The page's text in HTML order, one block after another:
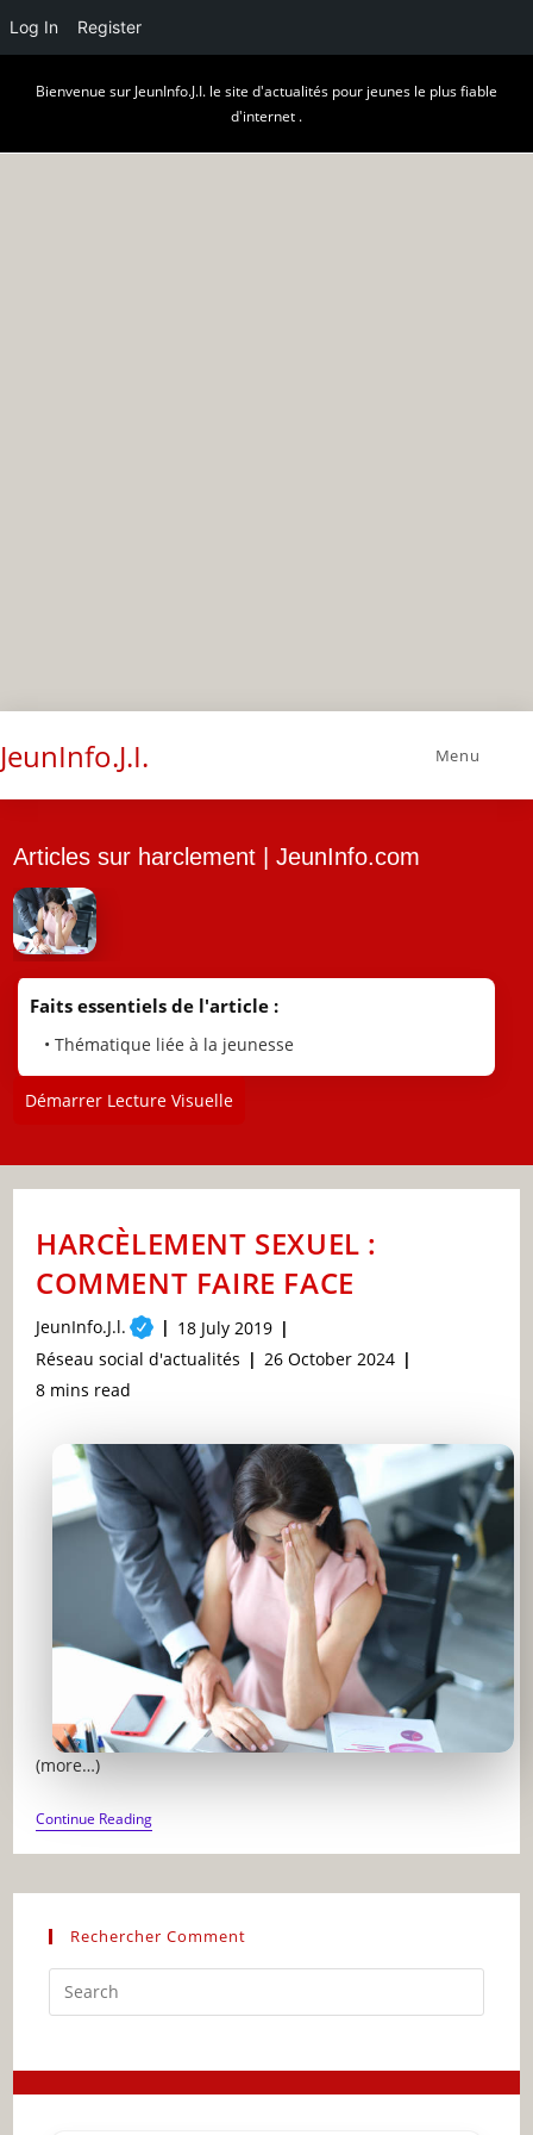
Log In Register
Bienvenue sur JeunInfo.J.I. le site d'actualités pour jeunes le plus fiable
d'internet .
JeunInfo.J.I. Menu
Articles sur harclement | JeunInfo.com
Faits essentiels de l'article :
• Thématique liée à la jeunesse
Démarrer Lecture Visuelle
HARCÈLEMENT SEXUEL :
COMMENT FAIRE FACE
Post
author:
JeunInfo.J.l.
Post
published:
18 July 2019
Post
category:
Réseau social d'actualités
Post
26 October 2024
Reading
8 mins read
(more…)
Continue ReadingHARCÈLEMENT
SEXUEL
:
FAIRE
Rechercher Comment
close
the